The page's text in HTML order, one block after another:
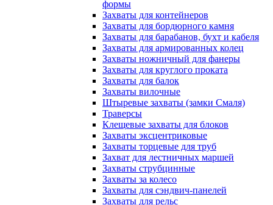
формы
Захваты для контейнеров
Захваты для бордюрного камня
Захваты для барабанов, бухт и кабеля
Захваты для армированных колец
Захваты ножничный для фанеры
Захваты для круглого проката
Захваты для балок
Захваты вилочные
Штыревые захваты (замки Смаля)
Траверсы
Клещевые захваты для блоков
Захваты эксцентриковые
Захваты торцевые для труб
Захват для лестничных маршей
Захваты струбцинные
Захваты за колесо
Захваты для сэндвич-панелей
Захваты для рельс